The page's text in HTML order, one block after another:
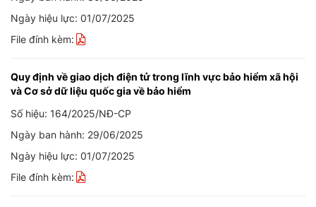
Ngày hiệu lực: 01/07/2025
File đính kèm:
Quy định về giao dịch điện tử trong lĩnh vực bảo hiểm xã hội
và Cơ sở dữ liệu quốc gia về bảo hiểm
Số hiệu: 164/2025/NĐ-CP
Ngày ban hành: 29/06/2025
Ngày hiệu lực: 01/07/2025
File đính kèm: